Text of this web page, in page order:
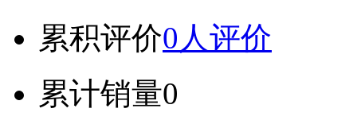
累积评价0人评价
累计销量0